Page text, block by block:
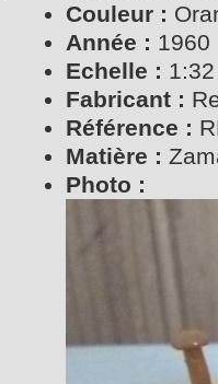
Couleur :
Année : 1960
Echelle : 1:32
Fabricant :
Référence :
Matière :
Photo :